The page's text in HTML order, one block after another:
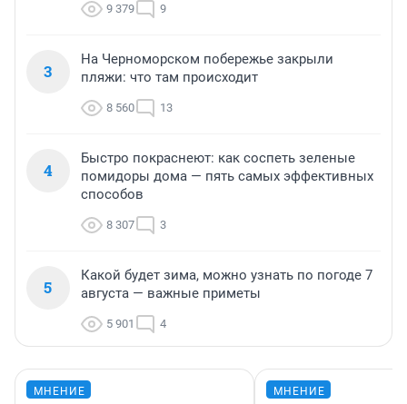
9 379 9
3
На Черноморском побережье закрыли
пляжи: что там происходит
8 560 13
4
Быстро покраснеют: как соспеть зеленые
помидоры дома — пять самых эффективных
способов
8 307 3
5
Какой будет зима, можно узнать по погоде 7
августа — важные приметы
5 901 4
МНЕНИЕ МНЕНИЕ